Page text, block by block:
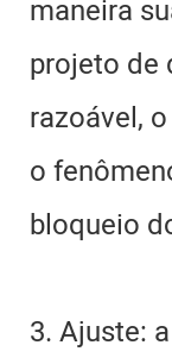
maneira
projeto de
razoável,
o
bloqueio
3. Ajuste: